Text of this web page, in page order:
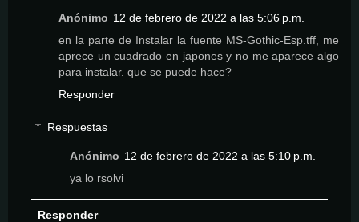
Anónimo 12 de febrero de 2022 a las 5:06 p.m.
en la parte de Instalar la fuente MS-Gothic-Esp.tff, me
aprece un cuadrado en japones y no me aparece algo
para instalar. que se puede hace?
Responder
Respuestas
Anónimo 12 de febrero de 2022 a las 5:10 p.m.
ya lo rsolvi
Responder